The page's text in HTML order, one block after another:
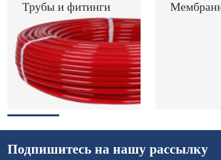
Трубы и фитинги
Подпишитесь на нашу рассылку